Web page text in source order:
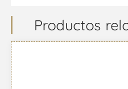
Productos